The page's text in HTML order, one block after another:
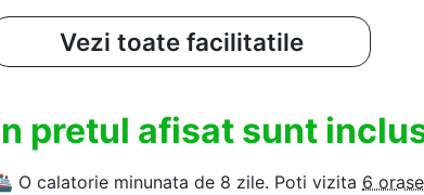
Vezi toate facilitatile
pretul afisat sunt
O calatorie minunata de 8 zile. Poti vizita 6 orase